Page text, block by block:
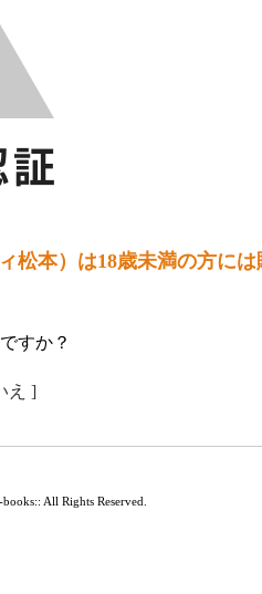
本）は18歳未満の方には
すか？
え ]
All Rights Reserved.